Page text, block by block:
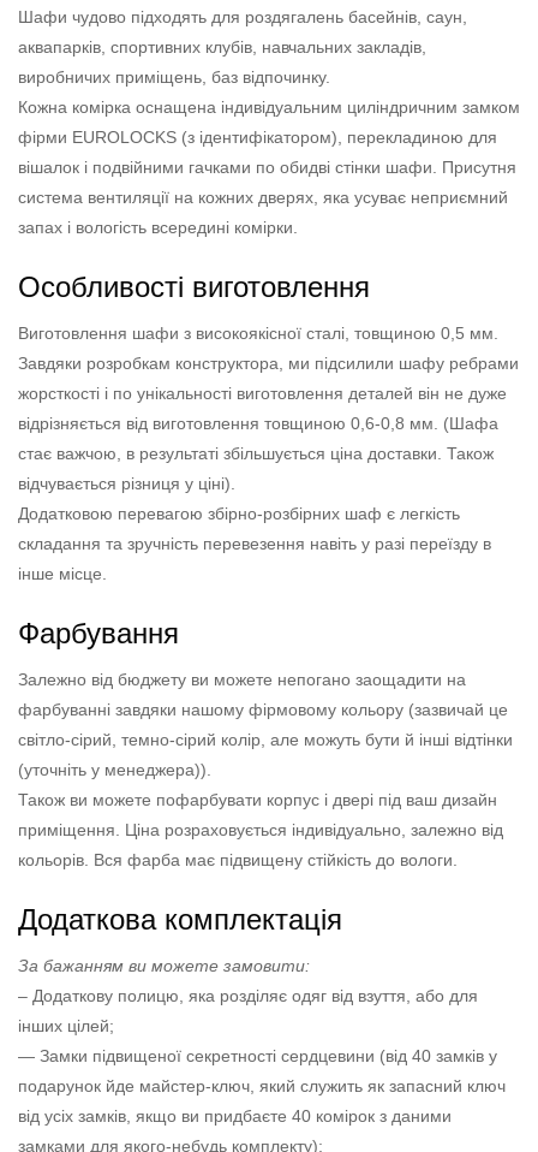
Шафи чудово підходять для роздягалень басейнів, саун,
аквапарків, спортивних клубів, навчальних закладів,
виробничих приміщень, баз відпочинку.
Кожна комірка оснащена індивідуальним циліндричним замком
фірми EUROLOCKS (з ідентифікатором), перекладиною для
вішалок і подвійними гачками по обидві стінки шафи. Присутня
система вентиляції на кожних дверях, яка усуває неприємний
запах і вологість всередині комірки.
Особливості виготовлення
Виготовлення шафи з високоякісної сталі, товщиною 0,5 мм.
Завдяки розробкам конструктора, ми підсилили шафу ребрами
жорсткості і по унікальності виготовлення деталей він не дуже
відрізняється від виготовлення товщиною 0,6-0,8 мм. (Шафа
стає важчою, в результаті збільшується ціна доставки. Також
відчувається різниця у ціні).
Додатковою перевагою збірно-розбірних шаф є легкість
складання та зручність перевезення навіть у разі переїзду в
інше місце.
Фарбування
Залежно від бюджету ви можете непогано заощадити на
фарбуванні завдяки нашому фірмовому кольору (зазвичай це
світло-сірий, темно-сірий колір, але можуть бути й інші відтінки
(уточніть у менеджера)).
Також ви можете пофарбувати корпус і двері під ваш дизайн
приміщення. Ціна розраховується індивідуально, залежно від
кольорів. Вся фарба має підвищену стійкість до вологи.
Додаткова комплектація
За бажанням ви можете замовити:
– Додаткову полицю, яка розділяє одяг від взуття, або для
інших цілей;
— Замки підвищеної секретності сердцевини (від 40 замків у
подарунок йде майстер-ключ, який служить як запасний ключ
від усіх замків, якщо ви придбаєте 40 комірок з даними
замками для якого-небудь комплекту);